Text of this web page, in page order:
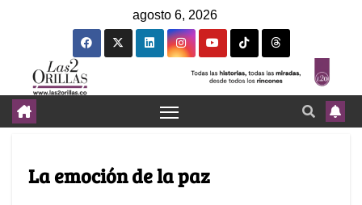
agosto 6, 2026
La emoción de la paz